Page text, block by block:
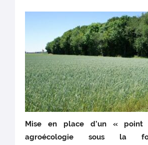
Mise en place d’un « point
agroécologie sous la